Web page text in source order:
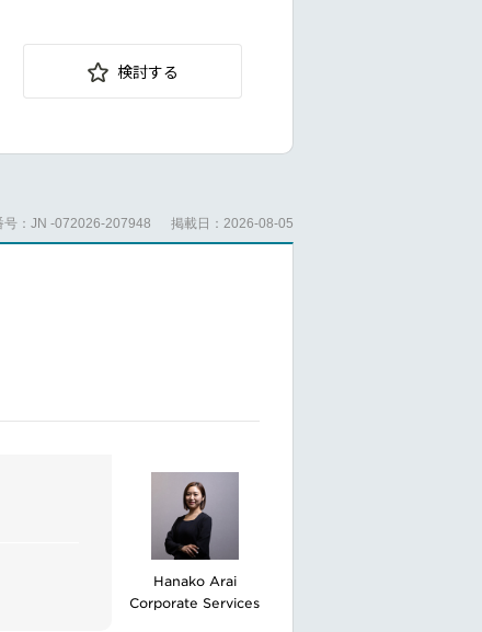
。
town hall
検討する
号：JN -072026-207948 掲載日：2026-08-05
Hanako Arai
Corporate Services